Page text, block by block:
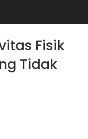
Fisik
Tidak